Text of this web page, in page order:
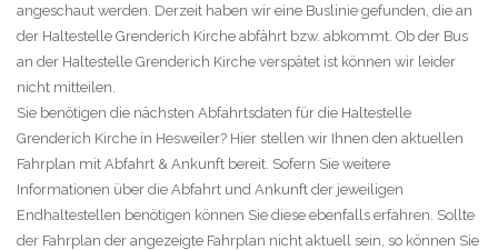
angeschaut werden. Derzeit haben wir eine Buslinie gefunden, die an
der Haltestelle Grenderich Kirche abfährt bzw. abkommt. Ob der Bus
an der Haltestelle Grenderich Kirche verspätet ist können wir leider
nicht mitteilen.
Sie benötigen die nächsten Abfahrtsdaten für die Haltestelle
Grenderich Kirche in Hesweiler? Hier stellen wir Ihnen den aktuellen
Fahrplan mit Abfahrt & Ankunft bereit. Sofern Sie weitere
Informationen über die Abfahrt und Ankunft der jeweiligen
Endhaltestellen benötigen können Sie diese ebenfalls erfahren. Sollte
der Fahrplan der angezeigte Fahrplan nicht aktuell sein, so können Sie